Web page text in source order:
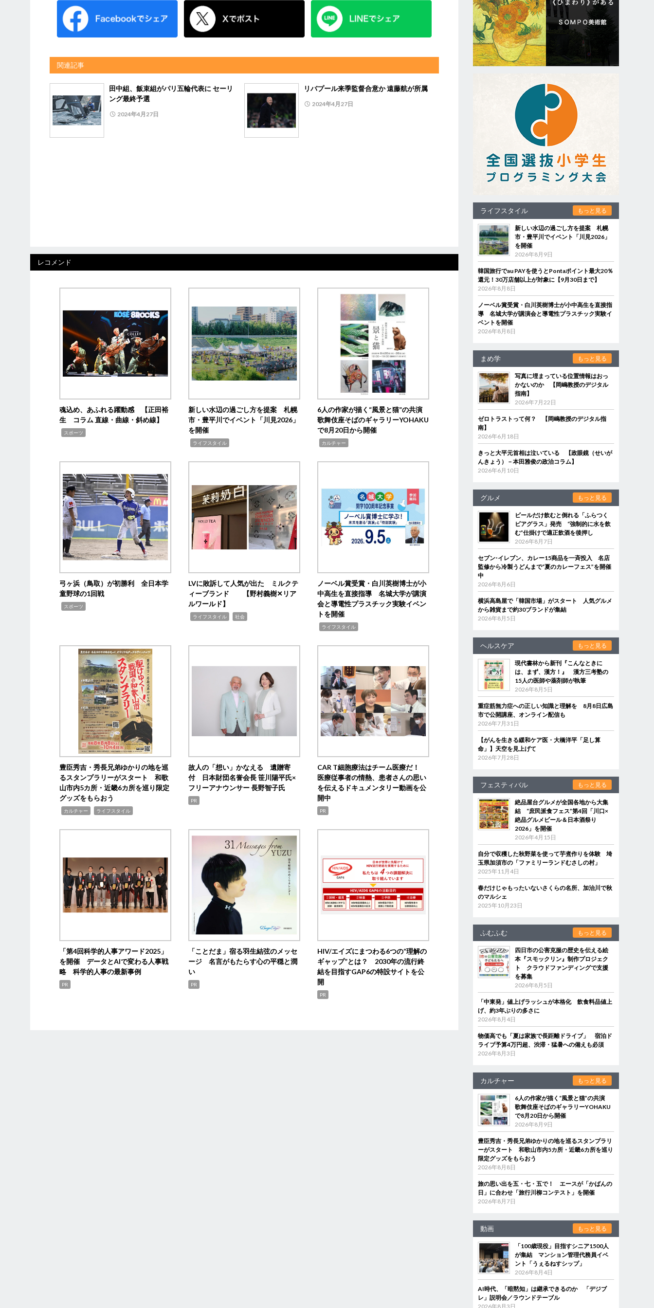
関連記事
田中組、飯束組がパリ五輪代表に セーリ
ング最終予選
2024年4月27日
リバプール来季監督合意か 遠藤航が所属
2024年4月27日
レコメンド
魂込め、あふれる躍動感 【正田裕
生 コラム 直線・曲線・斜め線】
スポーツ
新しい水辺の過ごし方を提案 札幌
市・豊平川でイベント「川見2026」
を開催
ライフスタイル
6人の作家が描く“風景と猫”の共演
歌舞伎座そばのギャラリーYOHAKU
で8月20日から開催
カルチャー
弓ヶ浜（鳥取）が初勝利 全日本学
童野球の1回戦
スポーツ
LVに敗訴して人気が出た ミルクテ
ィーブランド 【野村義樹✕リア
ルワールド】
ライフスタイル 社会
ノーベル賞受賞・白川英樹博士が小
中高生を直接指導 名城大学が講演
会と導電性プラスチック実験イベン
トを開催
ライフスタイル
豊臣秀吉・秀長兄弟ゆかりの地を巡
るスタンプラリーがスタート 和歌
山市内5カ所・近畿6カ所を巡り限定
グッズをもらおう
カルチャー ライフスタイル
故人の「想い」かなえる 遺贈寄
付 日本財団名誉会長 笹川陽平氏×
フリーアナウンサー 長野智子氏
PR
CAR T細胞療法はチーム医療だ！
医療従事者の情熱、患者さんの思い
を伝えるドキュメンタリー動画を公
開中
PR
「第4回科学的人事アワード2025」
を開催 データとAIで変わる人事戦
略 科学的人事の最新事例
PR
「ことだま」宿る羽生結弦のメッセ
ージ 名言がもたらす心の平穏と潤
い
PR
HIV/エイズにまつわる6つの“理解の
ギャップ”とは？ 2030年の流行終
結を目指すGAP6の特設サイトを公
開
PR
ライフスタイル もっと見る
新しい水辺の過ごし方を提案 札幌
市・豊平川でイベント「川見2026」
を開催
2026年8月9日
韓国旅行でau PAYを使うとPontaポイント最大20％
還元！30万店舗以上が対象に【9月30日まで】
2026年8月8日
ノーベル賞受賞・白川英樹博士が小中高生を直接指
導 名城大学が講演会と導電性プラスチック実験イ
ベントを開催
2026年8月8日
まめ学 もっと見る
写真に埋まっている位置情報はおっ
かないのか 【岡嶋教授のデジタル
指南】
2026年7月22日
ゼロトラストって何？ 【岡嶋教授のデジタル指
南】
2026年6月18日
きっと大平元首相は泣いている 【政眼鏡（せいが
んきょう）－本田雅俊の政治コラム】
2026年6月10日
グルメ もっと見る
ビールだけ飲むと倒れる「ふらつく
ビアグラス」発売 “強制的に水を飲
む”仕掛けで適正飲酒を後押し
2026年8月7日
セブン‐イレブン、カレー15商品を一斉投入 名店
監修から冷製うどんまで“夏のカレーフェス”を開催
中
2026年8月6日
横浜高島屋で「韓国市場」がスタート 人気グルメ
から雑貨まで約30ブランドが集結
2026年8月5日
ヘルスケア もっと見る
現代書林から新刊『こんなときに
は、まず、漢方！』 漢方三考塾の
15人の医師や薬剤師が執筆
2026年8月5日
重症筋無力症への正しい知識と理解を 8月8日広島
市で公開講座、オンライン配信も
2026年7月31日
【がんを生きる緩和ケア医・大橋洋平「足し算
命」】天空を見上げて
2026年7月28日
フェスティバル もっと見る
絶品屋台グルメが全国各地から大集
結 “庶民派食フェス”第4回「川口×
絶品グルメビール＆日本酒祭り
2026」を開催
2026年4月15日
自分で収穫した秋野菜を使って芋煮作りを体験 埼
玉県加須市の「ファミリーランドむさしの村」
2025年11月4日
春だけじゃもったいないさくらの名所、加治川で秋
のマルシェ
2025年10月23日
ふむふむ もっと見る
四日市の公害克服の歴史を伝える絵
本『スモックリン』制作プロジェク
ト クラウドファンディングで支援
を募集
2026年8月5日
「中東発」値上げラッシュが本格化 飲食料品値上
げ、約3年ぶりの多さに
2026年8月4日
物価高でも「夏は家族で長距離ドライブ」 宿泊ド
ライブ予算4万円超、渋滞・猛暑への備えも必須
2026年8月3日
カルチャー もっと見る
6人の作家が描く“風景と猫”の共演
歌舞伎座そばのギャラリーYOHAKU
で8月20日から開催
2026年8月9日
豊臣秀吉・秀長兄弟ゆかりの地を巡るスタンプラリ
ーがスタート 和歌山市内5カ所・近畿6カ所を巡り
限定グッズをもらおう
2026年8月8日
旅の思い出を五・七・五で！ エースが「かばんの
日」に合わせ「旅行川柳コンテスト」を開催
2026年8月7日
動画 もっと見る
「100歳現役」目指すシニア1500人
が集結 マンション管理代務員イベ
ント「うぇるねすシップ」
2026年8月4日
AI時代、「暗黙知」は継承できるのか 「デジブ
レ」説明会／ラウンドテーブル
2026年8月3日